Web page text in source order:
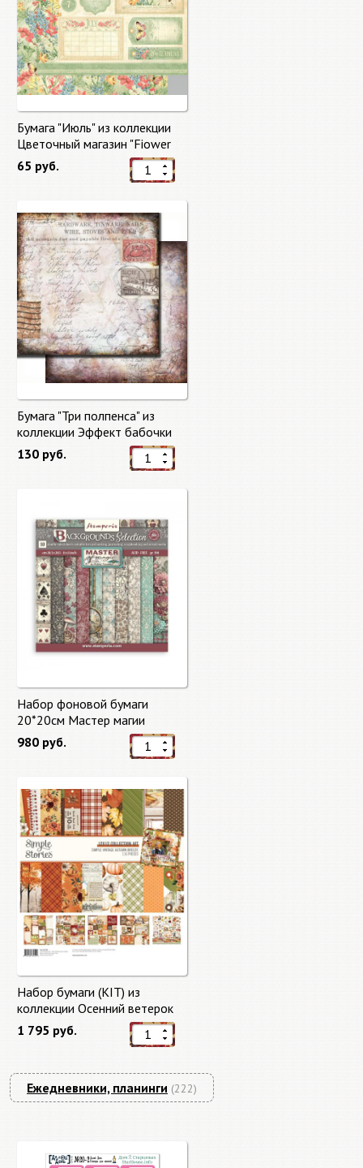
Бумага "Июль" из коллекции
Цветочный магазин "Fiower
Market"
65 руб.
Бумага "Три полпенса" из
коллекции Эффект бабочки
"Butterfly Effect"
130 руб.
Набор фоновой бумаги
20*20см Мастер магии
"Master of Magic" 10 листов +
бонус от Stamperia
980 руб.
Набор бумаги (KIT) из
коллекции Осенний ветерок
"Autumn Breeze"
1 795 руб.
Ежедневники, планинги (222)